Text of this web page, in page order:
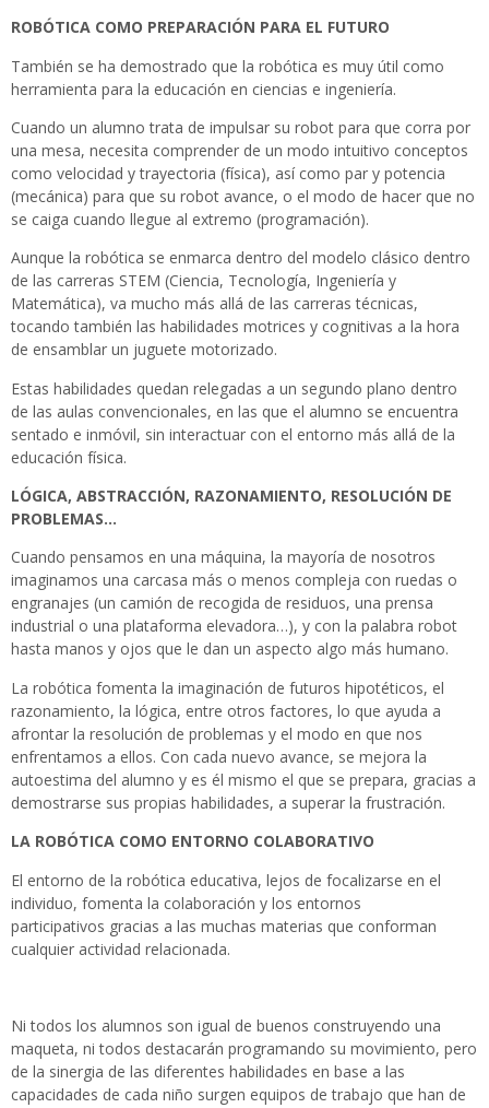
ROBÓTICA COMO PREPARACIÓN PARA EL FUTURO
También se ha demostrado que la robótica es muy útil como
herramienta para la educación en ciencias e ingeniería.
Cuando un alumno trata de impulsar su robot para que corra por
una mesa, necesita comprender de un modo intuitivo conceptos
como velocidad y trayectoria (física), así como par y potencia
(mecánica) para que su robot avance, o el modo de hacer que no
se caiga cuando llegue al extremo (programación).
Aunque la robótica se enmarca dentro del modelo clásico dentro
de las carreras STEM (Ciencia, Tecnología, Ingeniería y
Matemática), va mucho más allá de las carreras técnicas,
tocando también las habilidades motrices y cognitivas a la hora
de ensamblar un juguete motorizado.
Estas habilidades quedan relegadas a un segundo plano dentro
de las aulas convencionales, en las que el alumno se encuentra
sentado e inmóvil, sin interactuar con el entorno más allá de la
educación física.
LÓGICA, ABSTRACCIÓN, RAZONAMIENTO, RESOLUCIÓN DE
PROBLEMAS…
Cuando pensamos en una máquina, la mayoría de nosotros
imaginamos una carcasa más o menos compleja con ruedas o
engranajes (un camión de recogida de residuos, una prensa
industrial o una plataforma elevadora…), y con la palabra robot
hasta manos y ojos que le dan un aspecto algo más humano.
La robótica fomenta la imaginación de futuros hipotéticos, el
razonamiento, la lógica, entre otros factores, lo que ayuda a
afrontar la resolución de problemas y el modo en que nos
enfrentamos a ellos. Con cada nuevo avance, se mejora la
autoestima del alumno y es él mismo el que se prepara, gracias a
demostrarse sus propias habilidades, a superar la frustración.
LA ROBÓTICA COMO ENTORNO COLABORATIVO
El entorno de la robótica educativa, lejos de focalizarse en el
individuo, fomenta la colaboración y los entornos
participativos gracias a las muchas materias que conforman
cualquier actividad relacionada.
Ni todos los alumnos son igual de buenos construyendo una
maqueta, ni todos destacarán programando su movimiento, pero
de la sinergia de las diferentes habilidades en base a las
capacidades de cada niño surgen equipos de trabajo que han de